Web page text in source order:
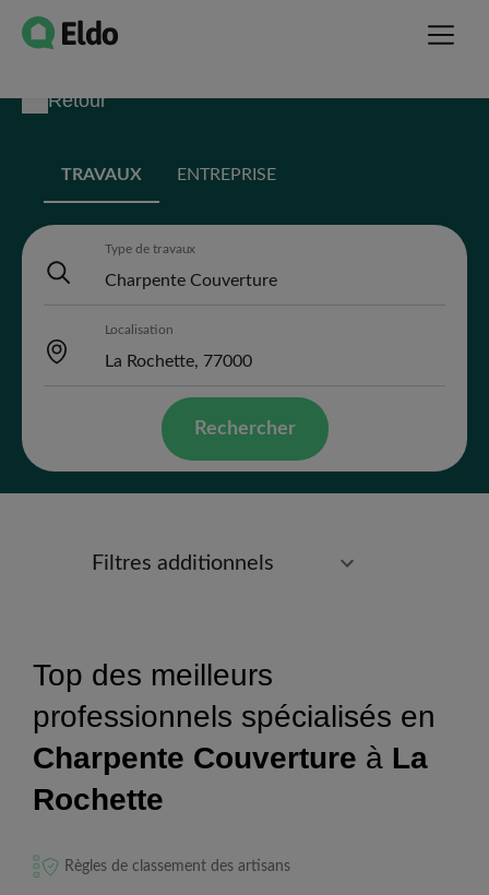
Retour
TRAVAUX ENTREPRISE
Type de travaux
Localisation
Rechercher
Filtres additionnels
Top des meilleurs
professionnels spécialisés en
Charpente Couverture à La
Rochette
Règles de classement des artisans